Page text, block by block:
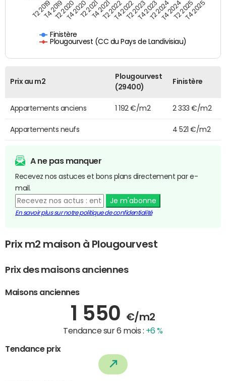
Finistère
Plougourvest (CC du Pays de Landivisiau)
T2 2019T4 2019T2 2020T4 2020T2 2021T4 2021T2 2022T4 2022T2 2023T4 2023T2 2024T4 2024T2 2025T4 2025
Prix au m2
Plougourvest
(29400)
Finistère
Appartements anciens 1 192 €/m2 2 333 €/m2
Appartements neufs 4 521 €/m2
A ne pas manquer
Recevez nos astuces et bons plans directement par e-
mail.
Je m'abonne
En savoir plus sur notre politique de confidentialité
Prix m2 maison à Plougourvest
Prix des maisons anciennes
Maisons anciennes
1 550 €/m2
Tendance sur 6 mois : +6 %
Tendance prix